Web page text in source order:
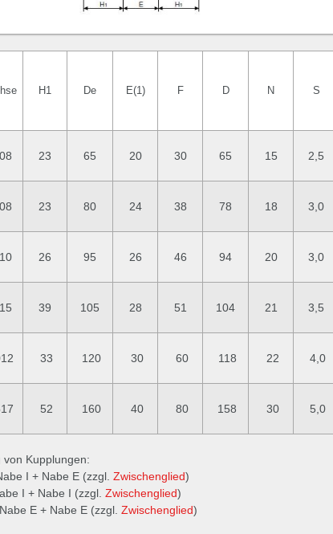
H1 De E(1) F D N S
23 65 20 30 65 15 2,5
23 80 24 38 78 18 3,0
26 95 26 46 94 20 3,0
39 105 28 51 104 21 3,5
33 120 30 60 118 22 4,0
52 160 40 80 158 30 5,0
Kupplungen:
I + Nabe E (zzgl. Zwischenglied)
I + Nabe I (zzgl. Zwischenglied)
E + Nabe E (zzgl. Zwischenglied)